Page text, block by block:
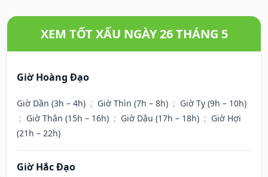
XEM TỐT XẤU NGÀY 26 THÁNG 5
Giờ Hoàng Đạo
Giờ Dần (3h – 4h) ; Giờ Thìn (7h – 8h) ; Giờ Tỵ (9h – 10h)
; Giờ Thân (15h – 16h) ; Giờ Dậu (17h – 18h) ; Giờ Hợi
(21h – 22h)
Giờ Hắc Đạo